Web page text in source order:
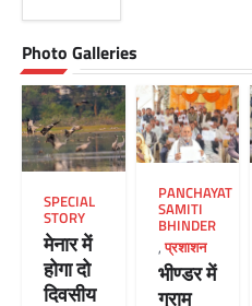
Photo Galleries
SPECIAL
STORY
मेनार में
होगा दो
दिवसीय
PANCHAYAT
SAMITI
BHINDER
,प्रशाशन
भीण्डर में
ग्राम